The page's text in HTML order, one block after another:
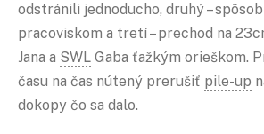
odstránili jednoducho, druhý –
pracoviskom a tretí – prechod na
Jana a SWL Gaba ťažkým orieškom.
času na čas nútený prerušiť pile-up
dokopy čo sa dalo.